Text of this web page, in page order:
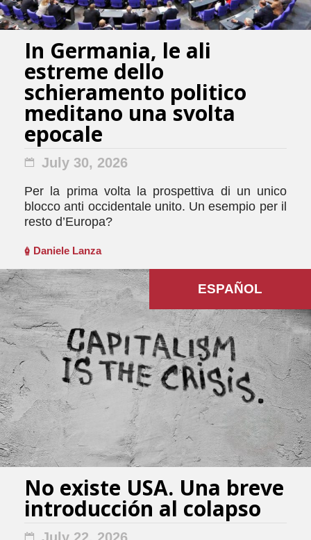
In Germania, le ali
estreme dello
schieramento politico
meditano una svolta
epocale
July 30, 2026
Per la prima volta la prospettiva di un unico
blocco anti occidentale unito. Un esempio per il
resto d’Europa?
Daniele Lanza
ESPAÑOL
No existe USA. Una breve
introducción al colapso